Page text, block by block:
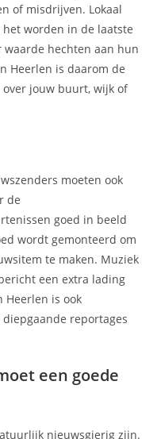
of misdrijven. Lokaal
worden in de laatste
hechten aan hun
Heerlen is daarom de
jouw buurt, wijk of
moeten ook
de
goed in beeld
wordt gemonteerd om
te maken. Muziek
een extra lading
Heerlen is ook
reportages
een goede
nieuwsgierig zijn.